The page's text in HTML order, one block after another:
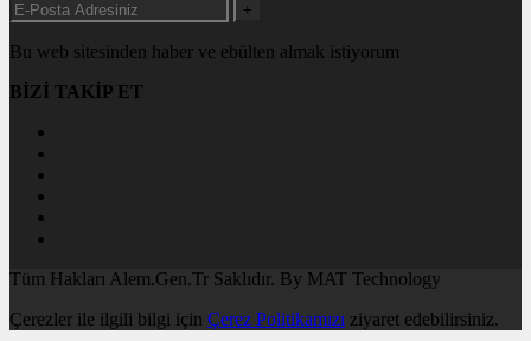
+
Bu web sitesinden haber ve ebülten almak istiyorum
BİZİ TAKİP ET
Tüm Hakları Alem.Gen.Tr Saklıdır. By MAT Technology
Çerezler ile ilgili bilgi için Çerez Politikamızı ziyaret edebilirsiniz.